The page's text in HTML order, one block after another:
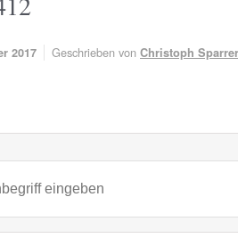
2017 Geschrieben von Christoph Sparrer